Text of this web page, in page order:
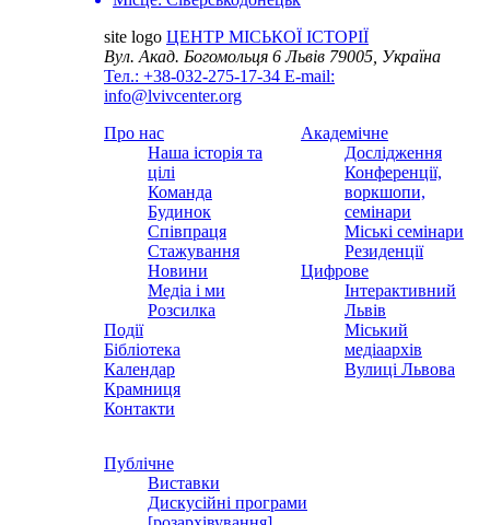
site logo ЦЕНТР МІСЬКОЇ ІСТОРІЇ
Вул. Акад. Богомольця 6Львів 79005, Україна
Тел.: +38-032-275-17-34 E-mail:
info@lvivcenter.org
Про нас
Наша історія та
цілі
Команда
Будинок
Співпраця
Стажування
Новини
Медіа і ми
Розсилка
Події
Бібліотека
Календар
Крамниця
Контакти
Академічне
Дослідження
Конференції,
воркшопи,
семінари
Міські семінари
Резиденції
Цифрове
Інтерактивний
Львів
Міський
медіаархів
Вулиці Львова
Публічне
Виставки
Дискусійні програми